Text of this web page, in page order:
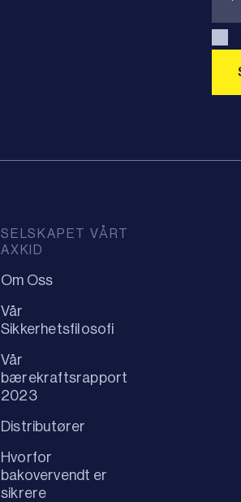
SELSKAPET VÅRT
AXKID
Om Oss
Vår
Sikkerhetsfilosofi
Vår
bærekraftsrapport
2023
Distributører
Hvorfor
bakovervendt er
sikrere